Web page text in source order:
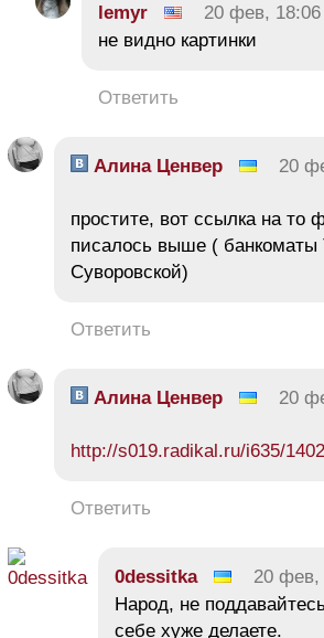
lemyr 20 фев, 18:06
не видно картинки
Ответить
Алина Ценвер 20
простите, вот ссылка на то
писалось выше ( банкоматы
Суворовской)
Ответить
Алина Ценвер 20
http://s019.radikal.ru/i635/
Ответить
0dessitka 20 фев,
Народ, не
себе хуже делаете.